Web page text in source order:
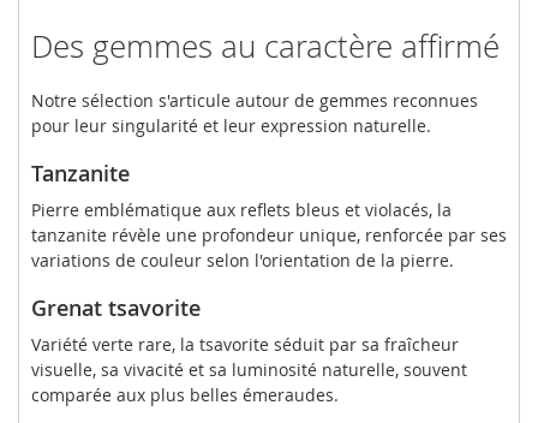
Des gemmes au caractère affirmé
Notre sélection s'articule autour de gemmes reconnues
pour leur singularité et leur expression naturelle.
Tanzanite
Pierre emblématique aux reflets bleus et violacés, la
tanzanite révèle une profondeur unique, renforcée par ses
variations de couleur selon l'orientation de la pierre.
Grenat tsavorite
Variété verte rare, la tsavorite séduit par sa fraîcheur
visuelle, sa vivacité et sa luminosité naturelle, souvent
comparée aux plus belles émeraudes.